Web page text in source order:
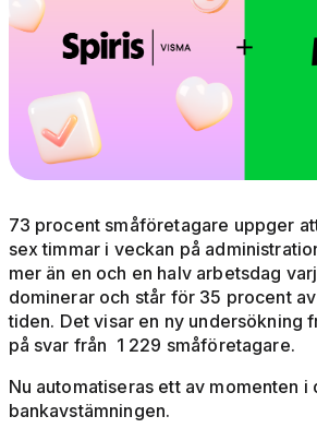
73 procent småföretagare uppger
sex timmar i veckan på
mer än en och en halv arbetsdag
dominerar och står för 35 procent
tiden. Det visar en ny undersökning
på svar från 1 229 småföretagare.
Nu automatiseras ett av momenten i
bankavstämningen.